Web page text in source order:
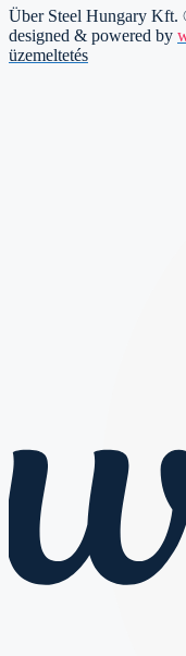
Über Steel Hungary Kft.
designed & powered by
üzemeltetés